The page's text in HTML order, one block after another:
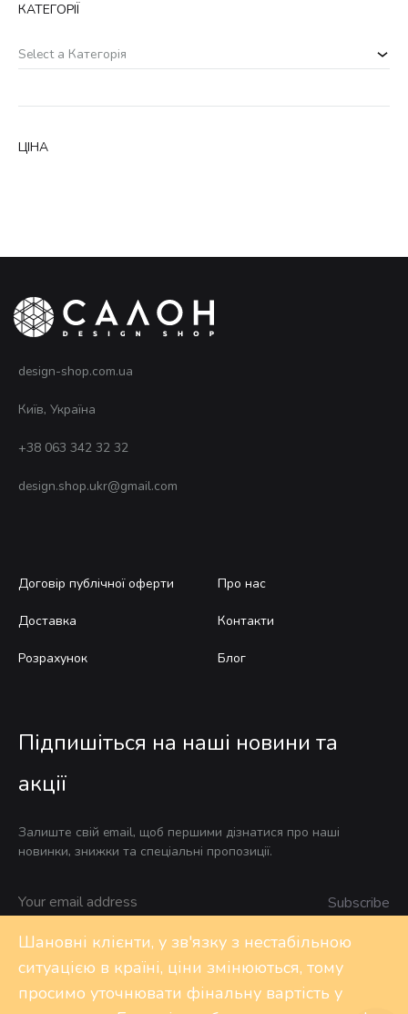
КАТЕГОРІЇ
Select a Категорія
ЦІНА
design-shop.com.ua
Київ, Україна
+38 063 342 32 32
design.shop.ukr@gmail.com
Договір публічної оферти
Доставка
Розрахунок
Про нас
Контакти
Блог
Підпишіться на наші новини та
акції
Залиште свій email, щоб першими дізнатися про наші
новинки, знижки та спеціальні пропозиції.
Privacy Policy Контакти
Шановні клієнти, у зв'язку з нестабільною
ситуацією в країні, ціни змінюються, тому
просимо уточнювати фінальну вартість у